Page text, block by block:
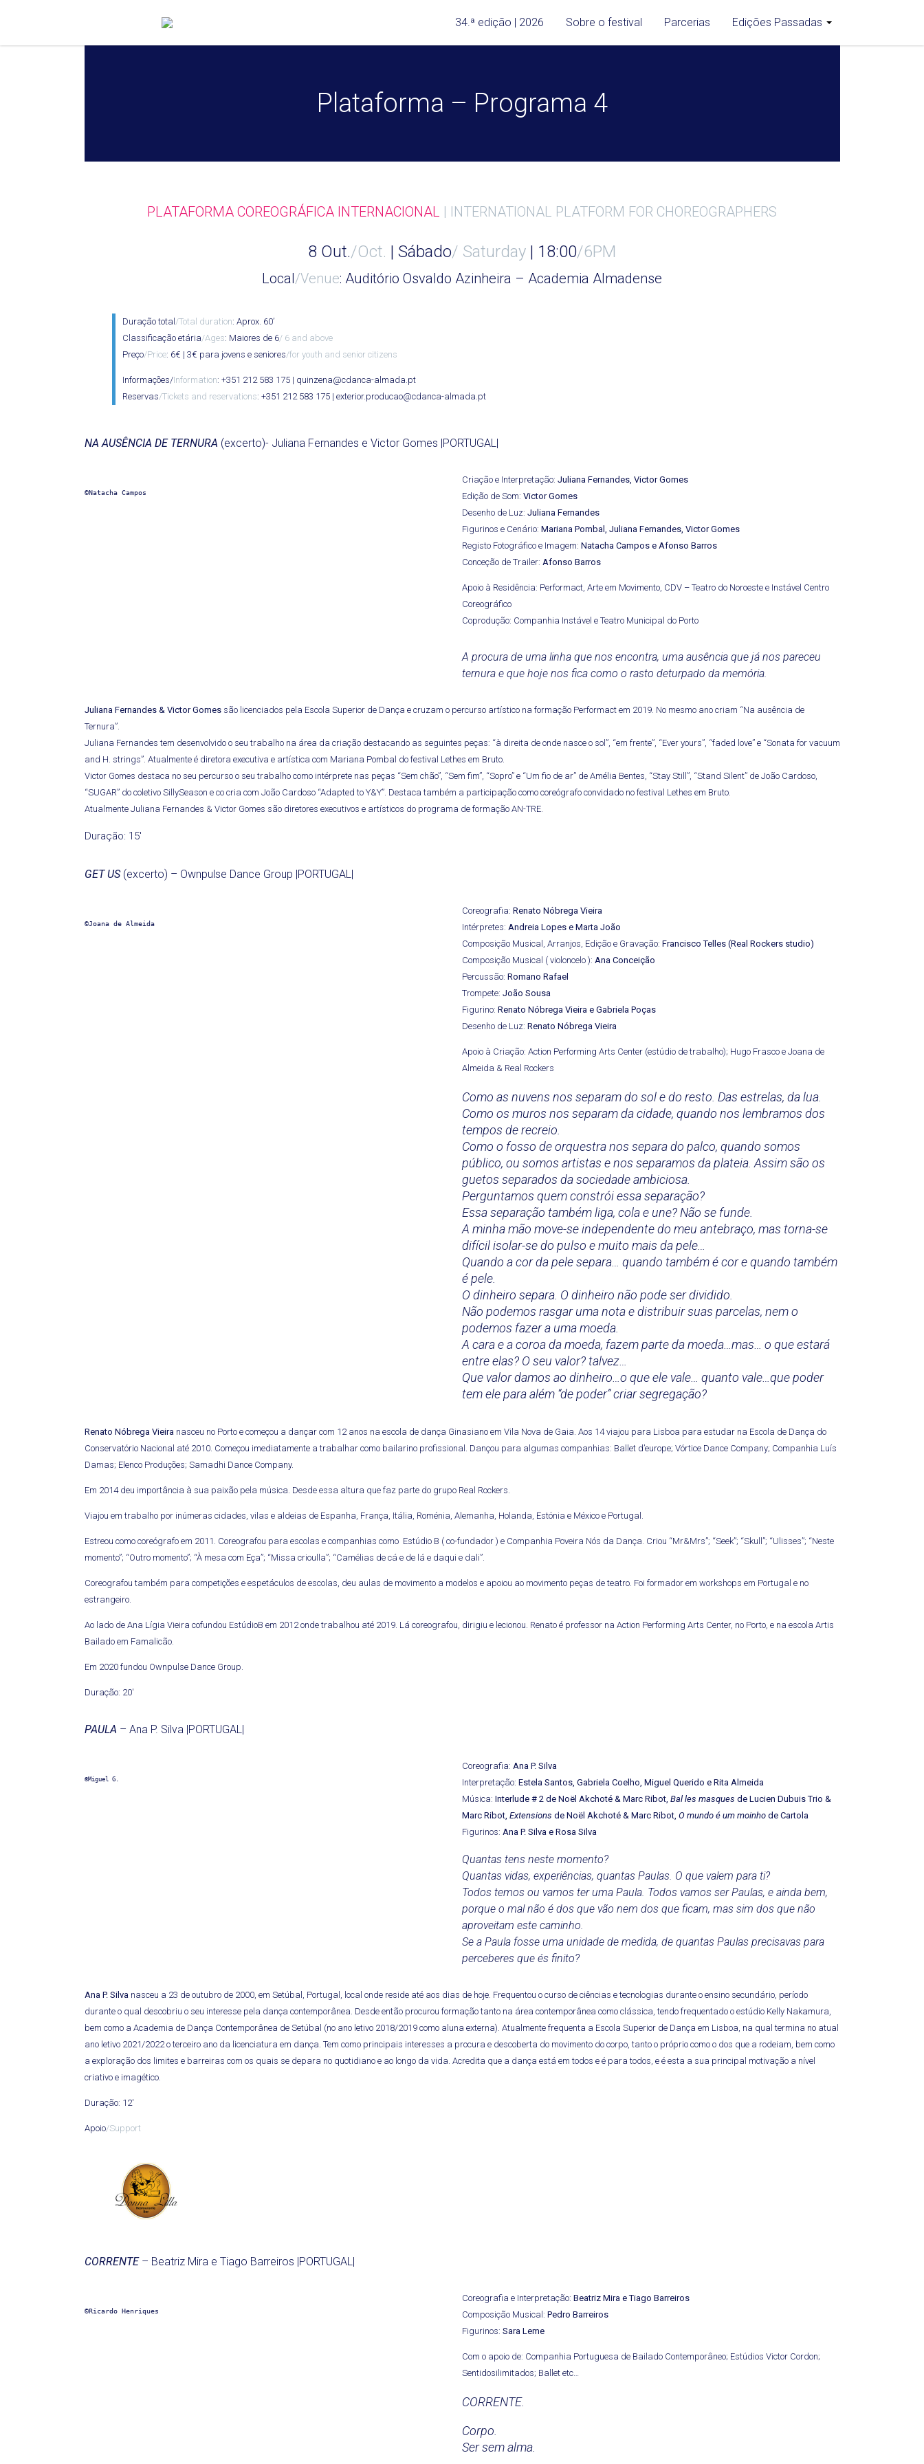
34.ª edição | 2026 Sobre o festival Parcerias Edições Passadas
Plataforma – Programa 4
PLATAFORMA COREOGRÁFICA INTERNACIONAL | INTERNATIONAL PLATFORM FOR CHOREOGRAPHERS
8 Out./Oct. | Sábado/ Saturday | 18:00/6PM
Local/Venue: Auditório Osvaldo Azinheira – Academia Almadense
Duração total /Total duration: Aprox. 60’
Classificação etária/Ages: Maiores de 6/ 6 and above
Preço/Price: 6€ | 3€ para jovens e seniores/for youth and senior citizens
Informações/Information: +351 212 583 175 | quinzena@cdanca-almada.pt
Reservas/Tickets and reservations: +351 212 583 175 | exterior.producao@cdanca-almada.pt
NA AUSÊNCIA DE TERNURA (excerto)- Juliana Fernandes e Victor Gomes |PORTUGAL|
©Natacha Campos
Criação e Interpretação: Juliana Fernandes, Victor Gomes
Edição de Som: Victor Gomes
Desenho de Luz: Juliana Fernandes
Figurinos e Cenário: Mariana Pombal, Juliana Fernandes, Victor Gomes
Registo Fotográfico e Imagem: Natacha Campos e Afonso Barros
Conceção de Trailer: Afonso Barros
Apoio à Residência: Performact, Arte em Movimento, CDV – Teatro do Noroeste e Instável Centro
Coreográfico
Coprodução: Companhia Instável e Teatro Municipal do Porto
A procura de uma linha que nos encontra, uma ausência que já nos pareceu
ternura e que hoje nos fica como o rasto deturpado da memória.
Juliana Fernandes & Victor Gomessão licenciados pela Escola Superior de Dança e cruzam o percurso artístico na formação Performact em 2019. No mesmo ano criam “Na ausência de
Ternura”.
Juliana Fernandes tem desenvolvido o seu trabalho na área da criação destacando as seguintes peças: “à direita de onde nasce o sol”, “em frente”, “Ever yours”, “faded love” e “Sonata for vacuum
and H. strings”. Atualmente é diretora executiva e artística com Mariana Pombal do festival Lethes em Bruto.
Victor Gomes destaca no seu percurso o seu trabalho como intérprete nas peças “Sem chão”, “Sem fim”, “Sopro” e “Um fio de ar” de Amélia Bentes, “Stay Still”, “Stand Silent” de João Cardoso,
“SUGAR” do coletivo SillySeason e co cria com João Cardoso “Adapted to Y&Y”. Destaca também a participação como coreógrafo convidado no festival Lethes em Bruto.
Atualmente Juliana Fernandes & Victor Gomes são diretores executivos e artísticos do programa de formação AN-TRE.
Duração: 15′
GET US (excerto) – Ownpulse Dance Group |PORTUGAL|
©Joana de Almeida
Coreografia: Renato Nóbrega Vieira
Intérpretes: Andreia Lopes e Marta João
Composição Musical, Arranjos, Edição e Gravação: Francisco Telles (Real Rockers studio)
Composição Musical ( violoncelo ): Ana Conceição
Percussão: Romano Rafael
Trompete: João Sousa
Figurino: Renato Nóbrega Vieira e Gabriela Poças
Desenho de Luz: Renato Nóbrega Vieira
Apoio à Criação: Action Performing Arts Center (estúdio de trabalho); Hugo Frasco e Joana de
Almeida & Real Rockers
Como as nuvens nos separam do sol e do resto. Das estrelas, da lua.
Como os muros nos separam da cidade, quando nos lembramos dos
tempos de recreio.
Como o fosso de orquestra nos separa do palco, quando somos
público, ou somos artistas e nos separamos da plateia. Assim são os
guetos separados da sociedade ambiciosa.
Perguntamos quem constrói essa separação?
Essa separação também liga, cola e une? Não se funde.
A minha mão move-se independente do meu antebraço, mas torna-se
difícil isolar-se do pulso e muito mais da pele…
Quando a cor da pele separa… quando também é cor e quando também
é pele.
O dinheiro separa. O dinheiro não pode ser dividido.
Não podemos rasgar uma nota e distribuir suas parcelas, nem o
podemos fazer a uma moeda.
A cara e a coroa da moeda, fazem parte da moeda…mas… o que estará
entre elas? O seu valor? talvez…
Que valor damos ao dinheiro…o que ele vale… quanto vale…que poder
tem ele para além “de poder” criar segregação?
Renato Nóbrega Vieiranasceu no Porto e começou a dançar com 12 anos na escola de dança Ginasiano em Vila Nova de Gaia. Aos 14 viajou para Lisboa para estudar na Escola de Dança do
Conservatório Nacional até 2010. Começou imediatamente a trabalhar como bailarino profissional. Dançou para algumas companhias: Ballet d’europe; Vórtice Dance Company; Companhia Luís
Damas; Elenco Produções; Samadhi Dance Company.
Em 2014 deu importância à sua paixão pela música. Desde essa altura que faz parte do grupo Real Rockers.
Viajou em trabalho por inúmeras cidades, vilas e aldeias de Espanha, França, Itália, Roménia, Alemanha, Holanda, Estónia e México e Portugal.
Estreou como coreógrafo em 2011. Coreografou para escolas e companhias como Estúdio B ( co-fundador ) e Companhia Poveira Nós da Dança. Criou “Mr&Mrs”; “Seek”; “Skull”; “Ulisses”; “Neste
momento”; “Outro momento”; “À mesa com Eça”; “Missa crioulla”; “Camélias de cá e de lá e daqui e dali”.
Coreografou também para competições e espetáculos de escolas, deu aulas de movimento a modelos e apoiou ao movimento peças de teatro. Foi formador em workshops em Portugal e no
estrangeiro.
Ao lado de Ana Lígia Vieira cofundou EstúdioB em 2012 onde trabalhou até 2019. Lá coreografou, dirigiu e lecionou. Renato é professor na Action Performing Arts Center, no Porto, e na escola Artis
Bailado em Famalicão.
Em 2020 fundou Ownpulse Dance Group.
Duração: 20′
PAULA – Ana P. Silva |PORTUGAL|
©Miguel G.
Coreografia: Ana P. Silva
Interpretação: Estela Santos, Gabriela Coelho, Miguel Querido e Rita Almeida
Música: Interlude # 2 de Noël Akchoté & Marc Ribot, Bal les masques de Lucien Dubuis Trio &
Marc Ribot, Extensions de Noël Akchoté & Marc Ribot, O mundo é um moinho de Cartola
Figurinos: Ana P. Silva e Rosa Silva
Quantas tens neste momento?
Quantas vidas, experiências, quantas Paulas. O que valem para ti?
Todos temos ou vamos ter uma Paula. Todos vamos ser Paulas, e ainda bem,
porque o mal não é dos que vão nem dos que ficam, mas sim dos que não
aproveitam este caminho.
Se a Paula fosse uma unidade de medida, de quantas Paulas precisavas para
perceberes que és finito?
Ana P. Silvanasceu a 23 de outubro de 2000, em Setúbal, Portugal, local onde reside até aos dias de hoje. Frequentou o curso de ciências e tecnologias durante o ensino secundário, período
durante o qual descobriu o seu interesse pela dança contemporânea. Desde então procurou formação tanto na área contemporânea como clássica, tendo frequentado o estúdio Kelly Nakamura,
bem como a Academia de Dança Contemporânea de Setúbal (no ano letivo 2018/2019 como aluna externa). Atualmente frequenta a Escola Superior de Dança em Lisboa, na qual termina no atual
ano letivo 2021/2022 o terceiro ano da licenciatura em dança. Tem como principais interesses a procura e descoberta do movimento do corpo, tanto o próprio como o dos que a rodeiam, bem como
a exploração dos limites e barreiras com os quais se depara no quotidiano e ao longo da vida. Acredita que a dança está em todos e é para todos, e é esta a sua principal motivação a nível
criativo e imagético.
Duração: 12′
Apoio/Support
CORRENTE – Beatriz Mira e Tiago Barreiros |PORTUGAL|
©Ricardo Henriques
Coreografia e Interpretação: Beatriz Mira e Tiago Barreiros
Composição Musical: Pedro Barreiros
Figurinos: Sara Leme
Com o apoio de: Companhia Portuguesa de Bailado Contemporâneo; Estúdios Victor Cordon;
Sentidosilimitados; Ballet etc…
CORRENTE.
Corpo.
Ser sem alma.